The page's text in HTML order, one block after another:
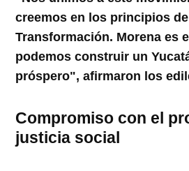
creemos en los principios
Transformación. Morena es
podemos construir un
próspero", afirmaron los
Compromiso con el
justicia social